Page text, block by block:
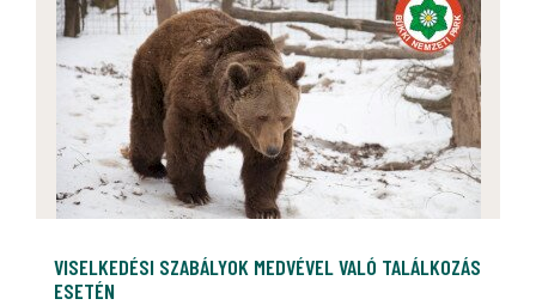
VISELKEDÉSI SZABÁLYOK MEDVÉVEL VALÓ TALÁLKOZÁS
ESETÉN